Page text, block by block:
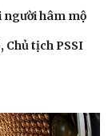
người hâm mộ
Chủ tịch PSSI